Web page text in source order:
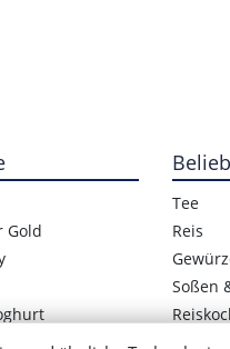
Gold
Tee
Reis
Soßen